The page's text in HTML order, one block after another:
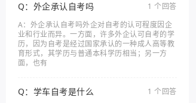
Q：外企承认自考吗
1 个回答
A：外企承认自考吗外企对自考的认可程度因企
业和行业而异。一方面，许多外企认可自考的学
历，因为自考是经过国家承认的一种成人高等教
育形式，其学历与普通本科学历相当；另一方
面，也有
Q：学车自考是什么
1 个回答